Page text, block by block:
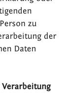
zu
der
Daten